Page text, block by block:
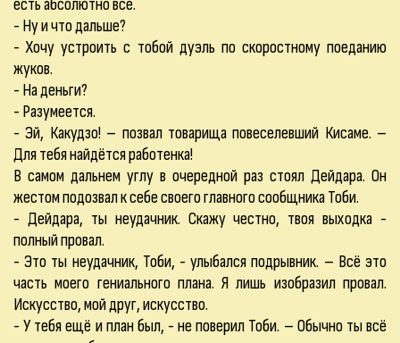
есть абсолютно все.
- Ну и что дальше?
- Хочу устроить с тобой дуэль по скоростному поеданию
жуков.
- На деньги?
- Разумеется.
- Эй, Какудзо! – позвал товарища повеселевший Кисаме. –
Для тебя найдётся работенка!
В самом дальнем углу в очередной раз стоял Дейдара. Он
жестом подозвал к себе своего главного сообщника Тоби.
- Дейдара, ты неудачник. Скажу честно, твоя выходка -
полный провал.
- Это ты неудачник, Тоби, - улыбался подрывник. – Всё это
часть моего гениального плана. Я лишь изобразил провал.
Искусство, мой друг, искусство.
- У тебя ещё и план был, - не поверил Тоби. – Обычно ты всё